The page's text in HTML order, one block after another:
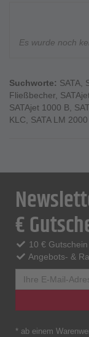
Es wurde noch
Suchworte: SATA,
Fließbecher,
SATAjet 1000 B,
KLC, SATA LM
€
10 € Gutschein
Angebots- &
* ab einem